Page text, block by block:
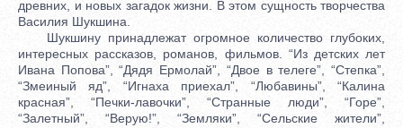
древних, и новых загадок жизни. В этом сущность творчества
Василия Шукшина.
Шукшину принадлежат огромное количество глубоких,
интересных рассказов, романов, фильмов. “Из детских лет
Ивана Попова”, “Дядя Ермолай”, “Двое в телеге”, “Степка”,
“Змеиный яд”, “Игнаха приехал”, “Любавины”, “Калина
красная”, “Печки-лавочки”, “Странные люди”, “Горе”,
“Залетный”, “Верую!”, “Земляки”, “Сельские жители”,